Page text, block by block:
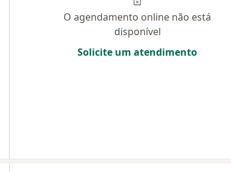
O agendamento online não está
disponível
Solicite um atendimento